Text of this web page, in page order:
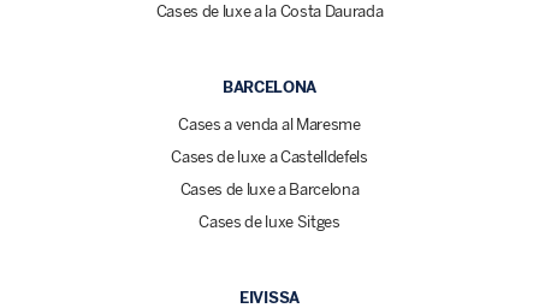
Cases de luxe a la Costa Daurada
BARCELONA
Cases a venda al Maresme
Cases de luxe a Castelldefels
Cases de luxe a Barcelona
Cases de luxe Sitges
EIVISSA